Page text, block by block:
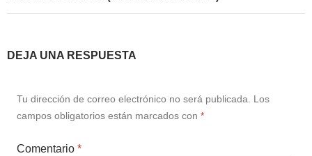
DEJA UNA RESPUESTA
Tu dirección de correo electrónico no será publicada. Los
campos obligatorios están marcados con *
Comentario *